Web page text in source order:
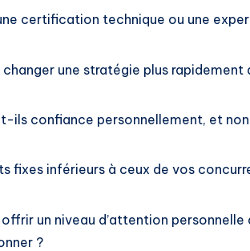
certification technique ou une
une stratégie plus rapidement
ils confiance personnellement, et
fixes inférieurs à ceux de vos
un niveau d’attention personnelle
?